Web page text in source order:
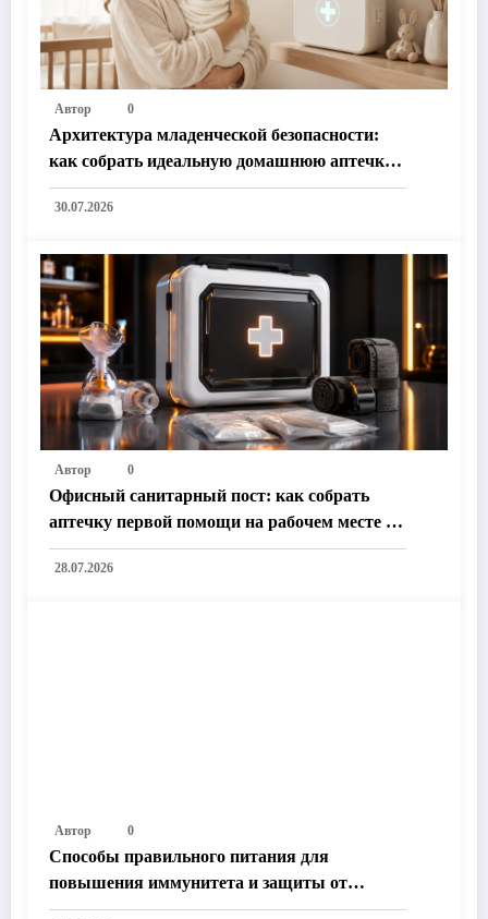
Автор 0
Архитектура младенческой безопасности:
как собрать идеальную домашнюю аптечку
для молодой семьи и защитить
новорожденного с первых дней жизни
30.07.2026
Автор 0
Офисный санитарный пост: как собрать
аптечку первой помощи на рабочем месте по
новым требованиям охраны труда и
приказам Минздрава
28.07.2026
Автор 0
Способы правильного питания для
повышения иммунитета и защиты от
холеры: удивительные научные открытия,